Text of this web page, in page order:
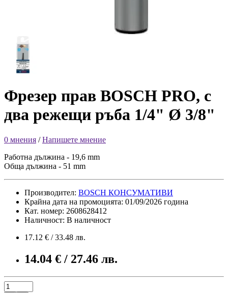
Фрезер прав BOSCH PRO, с
два режещи ръба 1/4" Ø 3/8"
0 мнения /Напишете мнение
Работна дължина - 19,6 mm
Обща дължина - 51 mm
Производител: BOSCH КОНСУМАТИВИ
Крайна дата на промоцията: 01/09/2026 година
Кат. номер: 2608628412
Наличност: В наличност
17.12 € / 33.48 лв.
14.04 € / 27.46 лв.